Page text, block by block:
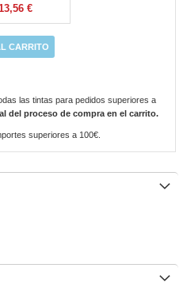
€
CARRITO
las tintas para pedidos superiores a
del proceso de compra en el carrito.
superiores a 100€.